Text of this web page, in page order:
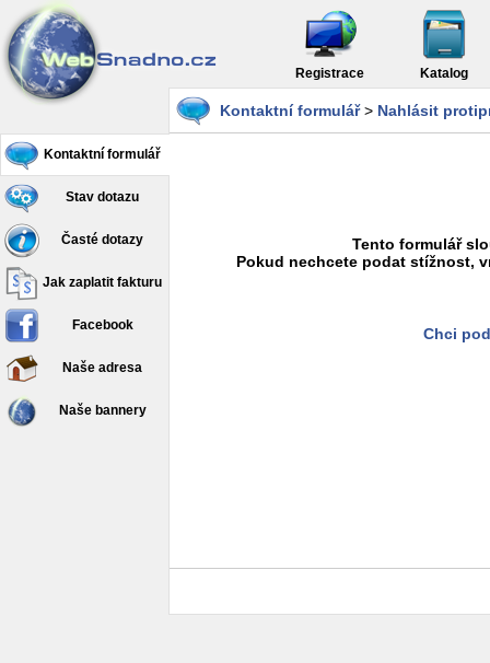
Registrace Katalog
Kontaktní formulář
Stav dotazu
Časté dotazy
Jak zaplatit fakturu
Facebook
Naše adresa
Naše bannery
Kontaktní formulář> Nahlásit
Tento formulář
Pokud nechcete podat stížnost,
Chci